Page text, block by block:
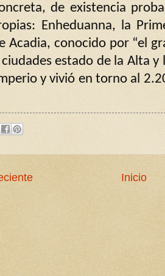
de existencia
Enheduanna, la
Acadia, conocido por “el
estado de la Alta
y vivió en torno al
Inicio